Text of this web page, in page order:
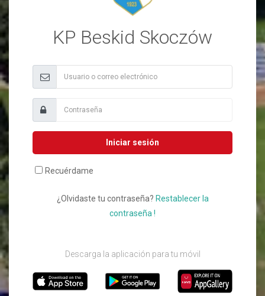
KP Beskid Skoczów
Iniciar sesión
Recuérdame
¿Olvidaste tu contraseña? Restablecer la
contraseña !
Descarga la aplicación para tu móvil